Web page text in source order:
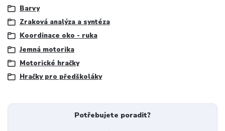
Barvy
Zraková analýza a syntéza
Koordinace oko - ruka
Jemná motorika
Motorické hračky
Hračky pro předškoláky
Potřebujete poradit?